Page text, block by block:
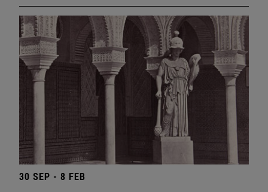
30 SEP - 8 FEB